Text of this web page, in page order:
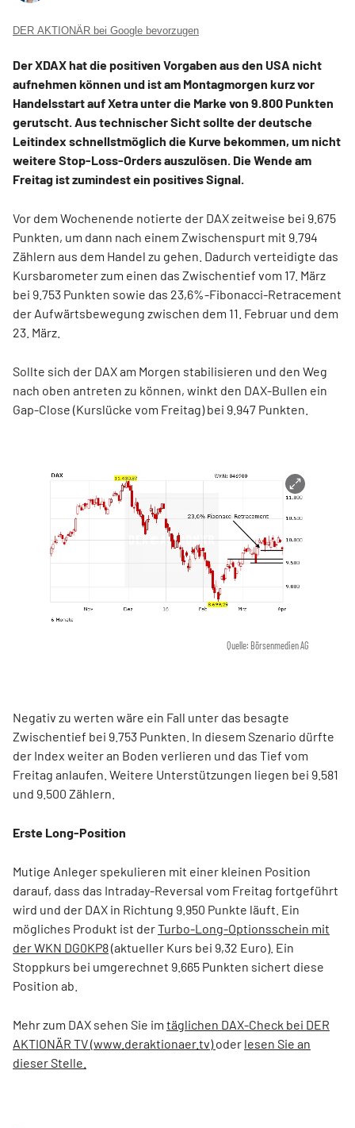
DER AKTIONÄR bei Google bevorzugen
Der XDAX hat die positiven Vorgaben aus den USA nicht
aufnehmen können und ist am Montagmorgen kurz vor
Handelsstart auf Xetra unter die Marke von 9.800 Punkten
gerutscht. Aus technischer Sicht sollte der deutsche
Leitindex schnellstmöglich die Kurve bekommen, um nicht
weitere Stop-Loss-Orders auszulösen. Die Wende am
Freitag ist zumindest ein positives Signal.
Vor dem Wochenende notierte der DAX zeitweise bei 9.675
Punkten, um dann nach einem Zwischenspurt mit 9.794
Zählern aus dem Handel zu gehen. Dadurch verteidigte das
Kursbarometer zum einen das Zwischentief vom 17. März
bei 9.753 Punkten sowie das 23,6%-Fibonacci-Retracement
der Aufwärtsbewegung zwischen dem 11. Februar und dem
23. März.
Sollte sich der DAX am Morgen stabilisieren und den Weg
nach oben antreten zu können, winkt den DAX-Bullen ein
Gap-Close (Kurslücke vom Freitag) bei 9.947 Punkten.
Quelle: Börsenmedien AG
Negativ zu werten wäre ein Fall unter das besagte
Zwischentief bei 9.753 Punkten. In diesem Szenario dürfte
der Index weiter an Boden verlieren und das Tief vom
Freitag anlaufen. Weitere Unterstützungen liegen bei 9.581
und 9.500 Zählern.
Erste Long-Position
Mutige Anleger spekulieren mit einer kleinen Position
darauf, dass das Intraday-Reversal vom Freitag fortgeführt
wird und der DAX in Richtung 9.950 Punkte läuft. Ein
mögliches Produkt ist derTurbo-Long-Optionsschein mit
der WKN DG0KP8(aktueller Kurs bei 9,32 Euro). Ein
Stoppkurs bei umgerechnet 9.665 Punkten sichert diese
Position ab.
Mehr zum DAX sehen Sie im täglichen DAX-Check bei DER
AKTIONÄR TV (www.deraktionaer.tv)oder lesen Sie an
dieser Stelle.